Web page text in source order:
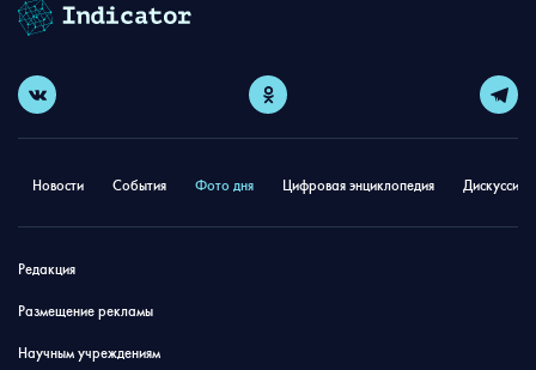
Новости События Фото дня Цифровая энциклопедия
Редакция
Размещение рекламы
Научным учреждениям